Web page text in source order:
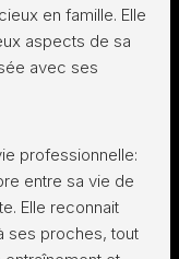
en famille. Elle
aspects de sa
avec ses
professionnelle:
entre sa vie de
Elle reconnait
ses proches, tout